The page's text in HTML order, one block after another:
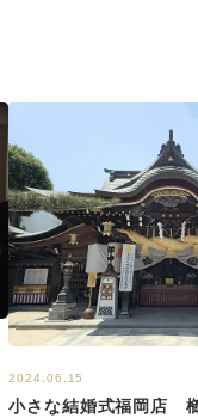
2024.06.15
小さな結婚式福岡店